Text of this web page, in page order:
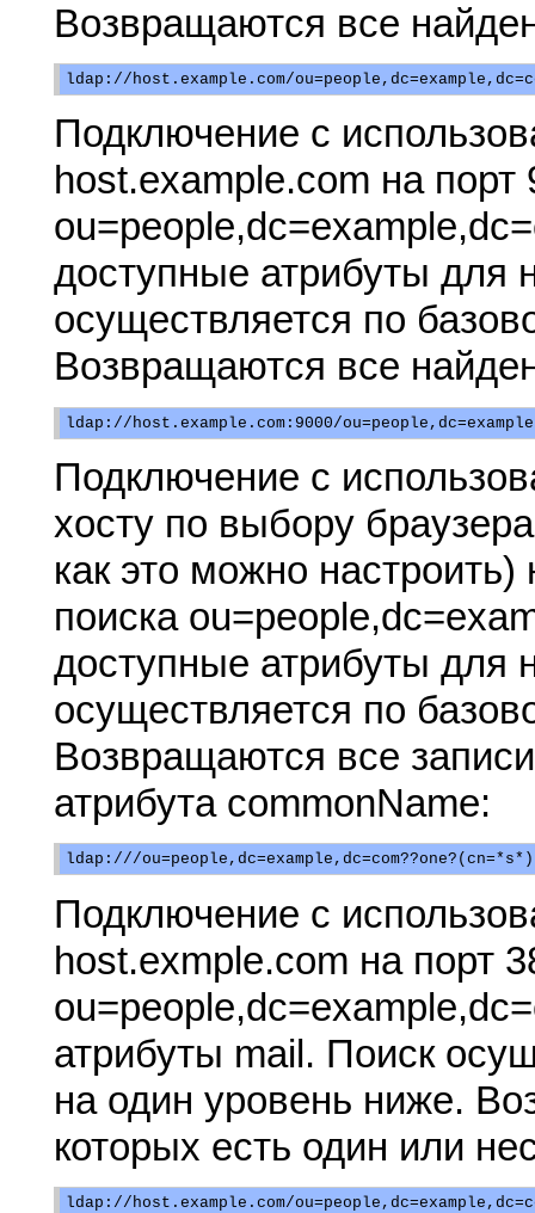
Возвращаются все
Подключение с
host.example.com на
доступные атрибуты для
осуществляется по
Возвращаются все
Подключение с
хосту по выбору
как это можно
поиска
доступные атрибуты для
осуществляется по
Возвращаются все
атрибута commonName:
Подключение с
host.exmple.com на порт
атрибуты mail. Поиск
на один уровень ниже.
которых есть один или